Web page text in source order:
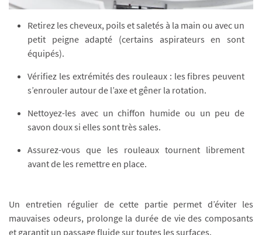
Retirez les cheveux, poils et saletés à la main ou avec un
petit peigne adapté (certains aspirateurs en sont
équipés).
Vérifiez les extrémités des rouleaux : les fibres peuvent
s’enrouler autour de l’axe et gêner la rotation.
Nettoyez-les avec un chiffon humide ou un peu de
savon doux si elles sont très sales.
Assurez-vous que les rouleaux tournent librement
avant de les remettre en place.
Un entretien régulier de cette partie permet d’éviter les
mauvaises odeurs, prolonge la durée de vie des composants
et garantit un passage fluide sur toutes les surfaces.